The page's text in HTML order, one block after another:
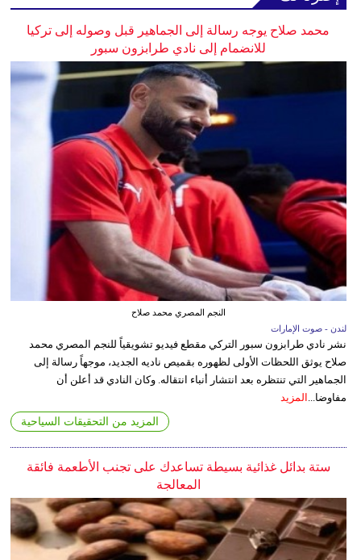
محمد صلاح يوجه رسالة إلى الجماهير قبل وصوله إلى تركيا
للانضمام إلى نادي طرابزون سبور
النجم المصري محمد صلاح
لندن - صوت الإمارات
نشر نادي طرابزون سبور التركي مقطع فيديو تشويقياً للنجم المصري محمد
صلاح يوثق اللحظات الأولى لظهوره بقميص ناديه الجديد، موجهاً رسالة إلى
الجماهير التي تنتظره بعد انتشار أنباء انتقاله. وكان النادي قد أعلن أن
مفاوضا... المزيد
المزيد من التحقيقات السياحية
ستة بدائل غذائية بسيطة تساعدك على تجنب الأطعمة فائقة
المعالجة